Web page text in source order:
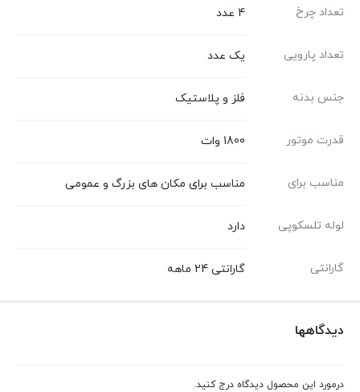
تعداد چرخ 4 عدد
تعداد پارویی یک عدد
جنس بدنه فلز و پلاستیک
قدرت موتور 1800 وات
مناسب برای مناسب برای مکان های بزرگ و عمومی
لوله تلسکوپی دارد
گارانتی گارانتی 24 ماهه
دیدگاهها
درمورد این محصول دیدگاه درج کنید.